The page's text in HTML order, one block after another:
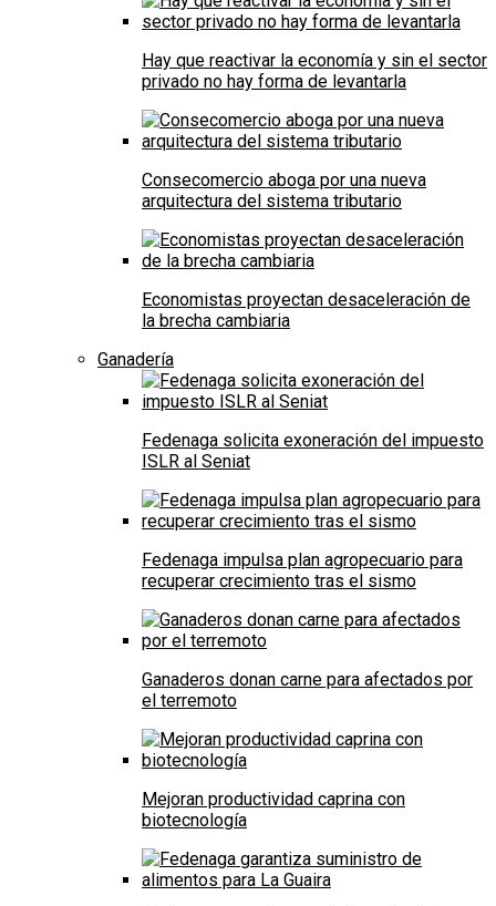
Hay que reactivar la economía y sin el sector
privado no hay forma de levantarla
Consecomercio aboga por una nueva
arquitectura del sistema tributario
Economistas proyectan desaceleración de
la brecha cambiaria
Ganadería
Fedenaga solicita exoneración del impuesto
ISLR al Seniat
Fedenaga impulsa plan agropecuario para
recuperar crecimiento tras el sismo
Ganaderos donan carne para afectados por
el terremoto
Mejoran productividad caprina con
biotecnología